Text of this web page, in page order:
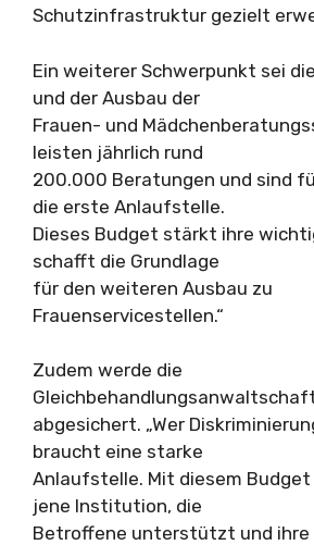
Schutzinfrastruktur gezielt
Ein weiterer Schwerpunkt sei
und der Ausbau der
Frauen- und
leisten jährlich rund
200.000 Beratungen und sind
die erste Anlaufstelle.
Dieses Budget stärkt ihre
schafft die Grundlage
für den weiteren Ausbau zu
Frauenservicestellen.“
Zudem werde die
abgesichert. „Wer
braucht eine starke
Anlaufstelle. Mit diesem
jene Institution, die
Betroffene unterstützt und ihre